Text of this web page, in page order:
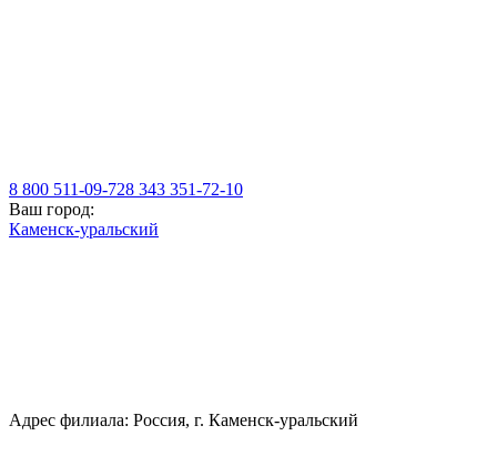
8 800 511-09-728 343 351-72-10
Ваш город:
Каменск-уральский
Адрес филиала: Россия, г. Каменск-уральский